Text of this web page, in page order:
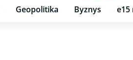
Geopolitika Byznys e15